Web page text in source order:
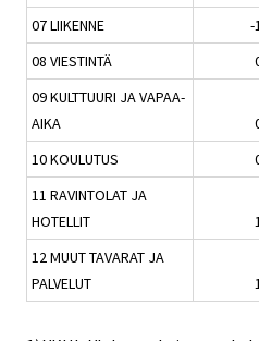
07 LIIKENNE
-
08 VIESTINTÄ
09 KULTTUURI JA VAPAA-
AIKA
10 KOULUTUS
11 RAVINTOLAT JA
HOTELLIT
12 MUUT TAVARAT JA
PALVELUT